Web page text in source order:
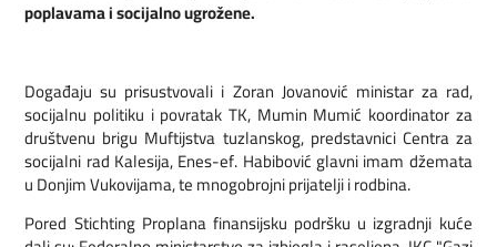
poplavama i socijalno ugrožene.
Događaju su prisustvovali i Zoran Jovanović ministar za rad,
socijalnu politiku i povratak TK, Mumin Mumić koordinator za
društvenu brigu Muftijstva tuzlanskog, predstavnici Centra za
socijalni rad Kalesija, Enes-ef. Habibović glavni imam džemata
u Donjim Vukovijama, te mnogobrojni prijatelji i rodbina.
Pored Stichting Proplana finansijsku podršku u izgradnji kuće